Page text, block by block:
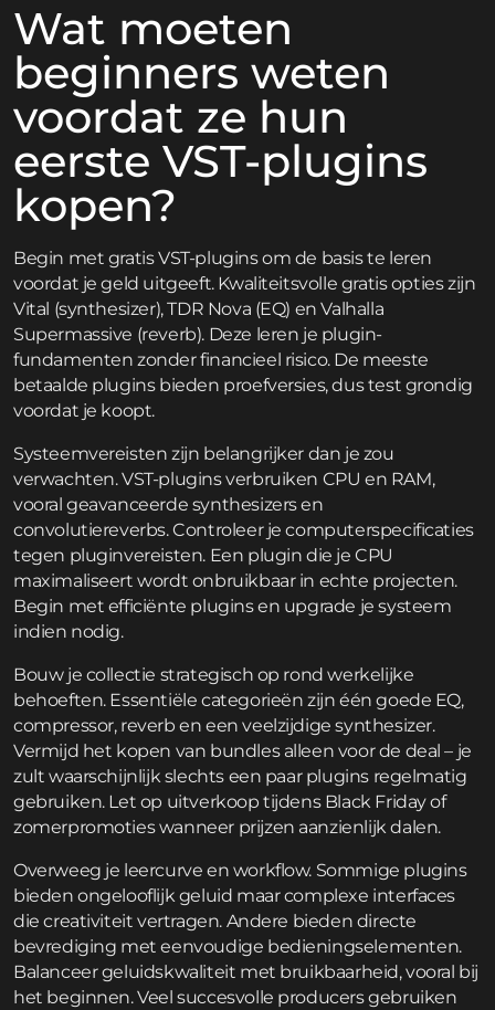
Wat moeten
beginners weten
voordat ze hun
eerste VST-plugins
kopen?
Begin met gratis VST-plugins om de basis te leren
voordat je geld uitgeeft. Kwaliteitsvolle gratis opties zijn
Vital (synthesizer), TDR Nova (EQ) en Valhalla
Supermassive (reverb). Deze leren je plugin-
fundamenten zonder financieel risico. De meeste
betaalde plugins bieden proefversies, dus test grondig
voordat je koopt.
Systeemvereisten zijn belangrijker dan je zou
verwachten. VST-plugins verbruiken CPU en RAM,
vooral geavanceerde synthesizers en
convolutiereverbs. Controleer je computerspecificaties
tegen pluginvereisten. Een plugin die je CPU
maximaliseert wordt onbruikbaar in echte projecten.
Begin met efficiënte plugins en upgrade je systeem
indien nodig.
Bouw je collectie strategisch op rond werkelijke
behoeften. Essentiële categorieën zijn één goede EQ,
compressor, reverb en een veelzijdige synthesizer.
Vermijd het kopen van bundles alleen voor de deal – je
zult waarschijnlijk slechts een paar plugins regelmatig
gebruiken. Let op uitverkoop tijdens Black Friday of
zomerpromoties wanneer prijzen aanzienlijk dalen.
Overweeg je leercurve en workflow. Sommige plugins
bieden ongelooflijk geluid maar complexe interfaces
die creativiteit vertragen. Andere bieden directe
bevrediging met eenvoudige bedieningselementen.
Balanceer geluidskwaliteit met bruikbaarheid, vooral bij
het beginnen. Veel succesvolle producers gebruiken